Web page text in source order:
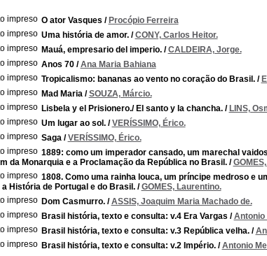
O ator Vasques / Procópio Ferreira
Uma história de amor./CONY, Carlos Heitor.
Mauá, empresario del imperio./CALDEIRA, Jorge.
Anos 70/Ana Maria Bahiana
Tropicalismo: bananas ao vento no coração do Brasil./
Mad Maria/SOUZA, Márcio.
Lisbela y el Prisionero./ El santo y la chancha./ LINS,
Um lugar ao sol./VERÍSSIMO, Érico.
Saga/VERÍSSIMO, Érico.
1889: como um imperador cansado, um marechal
da Monarquia e a Proclamação da República no Brasil./
1808. Como uma rainha louca, um príncipe medroso e
História de Portugal e do Brasil./GOMES, Laurentino.
Dom Casmurro./ASSIS, Joaquim Maria Machado de.
Brasil história, texto e consulta: v.4 Era Vargas /Antonio
Brasil história, texto e consulta: v.3 República velha./
Brasil história, texto e consulta: v.2 Império./Antonio